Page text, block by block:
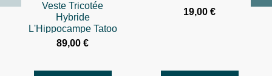
Veste Tricotée
Hybride
L'Hippocampe Tatoo
89,00 €
19,00 €